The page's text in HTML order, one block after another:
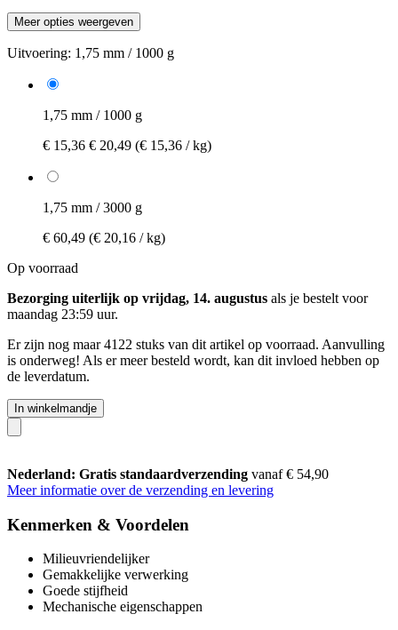
Meer opties weergeven
Uitvoering: 1,75 mm / 1000 g
1,75 mm / 1000 g
€ 15,36 € 20,49 (€ 15,36 / kg)
1,75 mm / 3000 g
€ 60,49 (€ 20,16 / kg)
Op voorraad
Bezorging uiterlijk op vrijdag, 14. augustus als je bestelt voor
maandag 23:59 uur.
Er zijn nog maar 4122 stuks van dit artikel op voorraad. Aanvulling
is onderweg! Als er meer besteld wordt, kan dit invloed hebben op
de leverdatum.
In winkelmandje
Nederland: Gratis standaardverzending vanaf € 54,90
Meer informatie over de verzending en levering
Kenmerken & Voordelen
Milieuvriendelijker
Gemakkelijke verwerking
Goede stijfheid
Mechanische eigenschappen